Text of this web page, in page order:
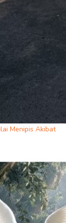
Menipis Akibat